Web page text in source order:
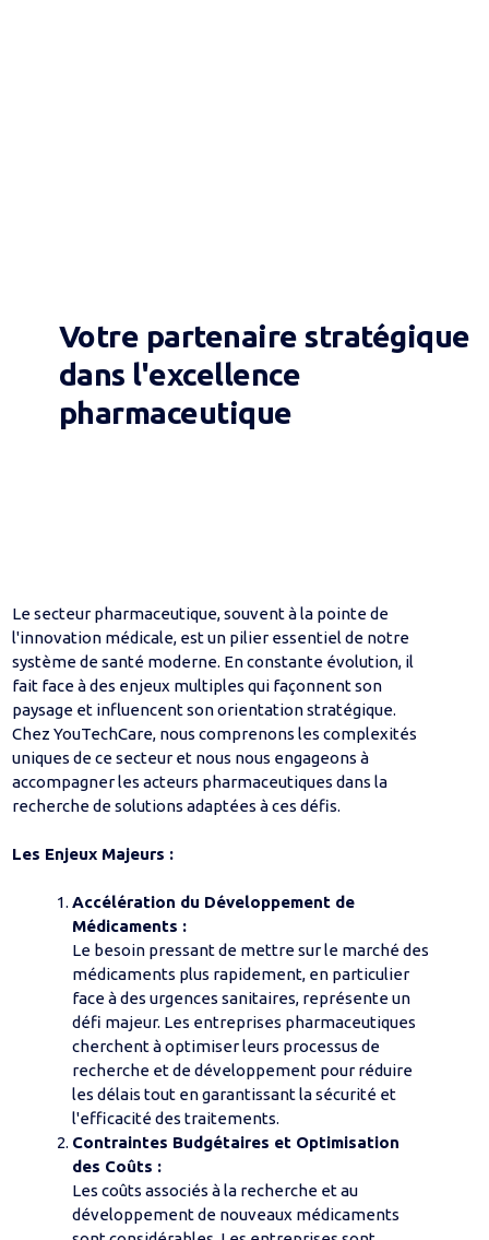
Votre partenaire stratégique
dans l'excellence
pharmaceutique
Le secteur pharmaceutique, souvent à la pointe de
l'innovation médicale, est un pilier essentiel de notre
système de santé moderne. En constante évolution, il
fait face à des enjeux multiples qui façonnent son
paysage et influencent son orientation stratégique.
Chez YouTechCare, nous comprenons les complexités
uniques de ce secteur et nous nous engageons à
accompagner les acteurs pharmaceutiques dans la
recherche de solutions adaptées à ces défis.
Les Enjeux Majeurs :
Accélération du Développement de
Médicaments :
Le besoin pressant de mettre sur le marché des
médicaments plus rapidement, en particulier
face à des urgences sanitaires, représente un
défi majeur. Les entreprises pharmaceutiques
cherchent à optimiser leurs processus de
recherche et de développement pour réduire
les délais tout en garantissant la sécurité et
l'efficacité des traitements.
Contraintes Budgétaires et Optimisation
des Coûts :
Les coûts associés à la recherche et au
développement de nouveaux médicaments